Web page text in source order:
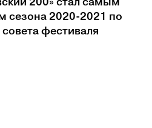
сезона 2020-2021 по
фестиваля